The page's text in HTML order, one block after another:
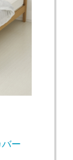
ー